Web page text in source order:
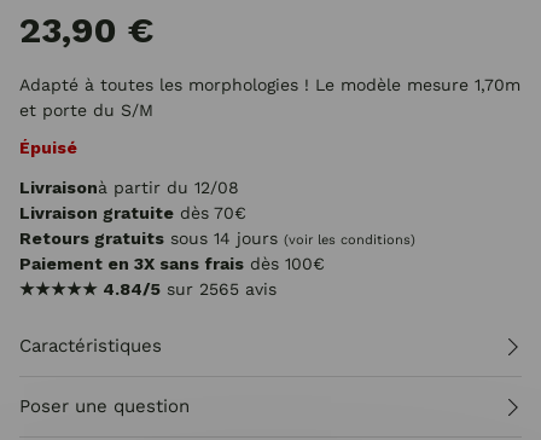
23,90 €
Adapté à toutes les morphologies ! Le modèle mesure 1,70m
et porte du S/M
Épuisé
Livraisonà partir du 12/08
Livraison gratuite dès 70€
Retours gratuits sous 14 jours (voir les conditions)
Paiement en 3X sans frais dès 100€
★★★★★ 4.84/5 sur 2565 avis
Caractéristiques
Poser une question